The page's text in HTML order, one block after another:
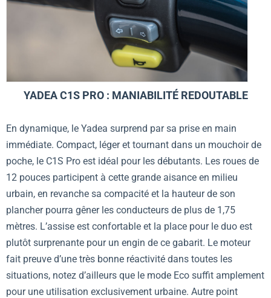
YADEA C1S PRO : MANIABILITÉ REDOUTABLE
En dynamique, le Yadea surprend par sa prise en main
immédiate. Compact, léger et tournant dans un mouchoir de
poche, le C1S Pro est idéal pour les débutants. Les roues de
12 pouces participent à cette grande aisance en milieu
urbain, en revanche sa compacité et la hauteur de son
plancher pourra gêner les conducteurs de plus de 1,75
mètres. L’assise est confortable et la place pour le duo est
plutôt surprenante pour un engin de ce gabarit. Le moteur
fait preuve d’une très bonne réactivité dans toutes les
situations, notez d’ailleurs que le mode Eco suffit amplement
pour une utilisation exclusivement urbaine. Autre point